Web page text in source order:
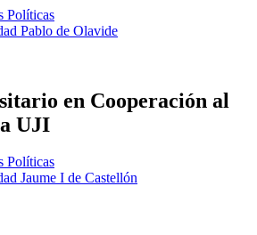
Políticas
Pablo de Olavide
en Cooperación al
UJI
Políticas
Jaume I de Castellón